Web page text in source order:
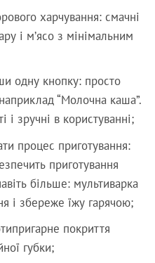
харчування: смачні
і м’ясо з мінімальним
одну кнопку: просто
“Молочна каша”.
і зручні в користуванні;
процес приготування:
приготування
більше: мультиварка
і збереже їжу гарячою;
покриття
губки;